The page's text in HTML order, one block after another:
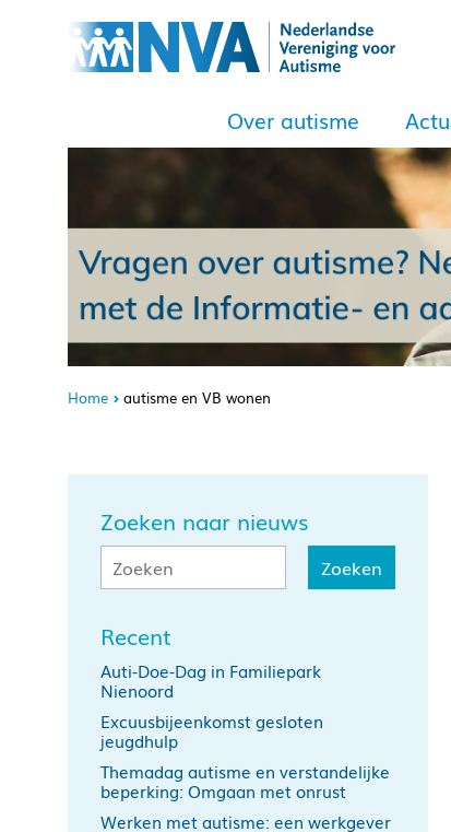
Over autisme
Home autisme en VB wonen
Zoeken naar nieuws
Recent
Auti-Doe-Dag in Familiepark
Nienoord
Excuusbijeenkomst gesloten
jeugdhulp
Themadag autisme en verstandelijke
beperking: Omgaan met onrust
Werken met autisme: een werkgever